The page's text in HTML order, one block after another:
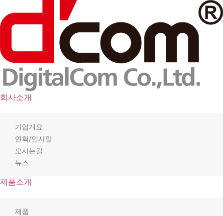
회사소개
기업개요
연혁/인사말
오시는길
뉴스
제품소개
제품